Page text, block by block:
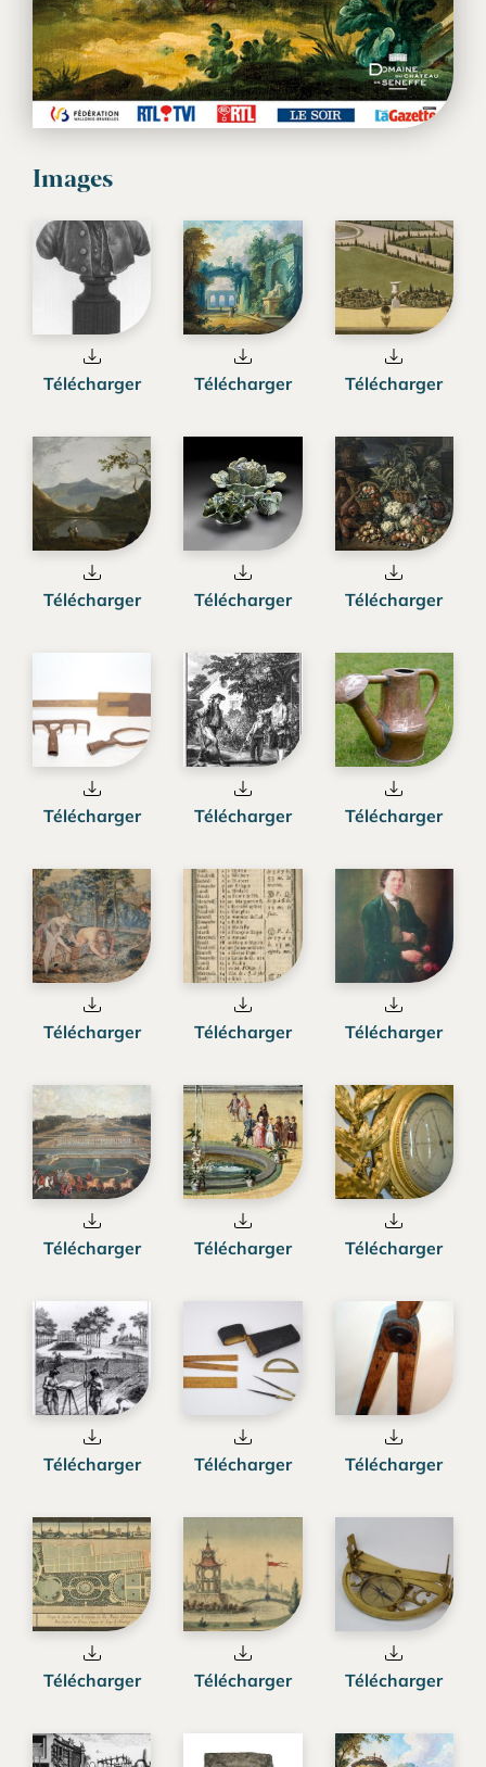
Images
Télécharger Télécharger Télécharger
Télécharger Télécharger Télécharger
Télécharger Télécharger Télécharger
Télécharger Télécharger Télécharger
Télécharger Télécharger Télécharger
Télécharger Télécharger Télécharger
Télécharger Télécharger Télécharger